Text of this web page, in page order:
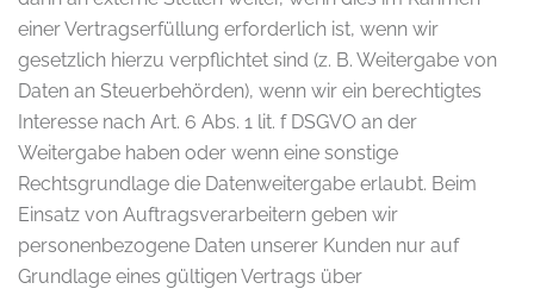
einer Vertragserfüllung erforderlich ist, wenn wir
gesetzlich hierzu verpflichtet sind (z. B. Weitergabe von
Daten an Steuerbehörden), wenn wir ein berechtigtes
Interesse nach Art. 6 Abs. 1 lit. f DSGVO an der
Weitergabe haben oder wenn eine sonstige
Rechtsgrundlage die Datenweitergabe erlaubt. Beim
Einsatz von Auftragsverarbeitern geben wir
personenbezogene Daten unserer Kunden nur auf
Grundlage eines gültigen Vertrags über